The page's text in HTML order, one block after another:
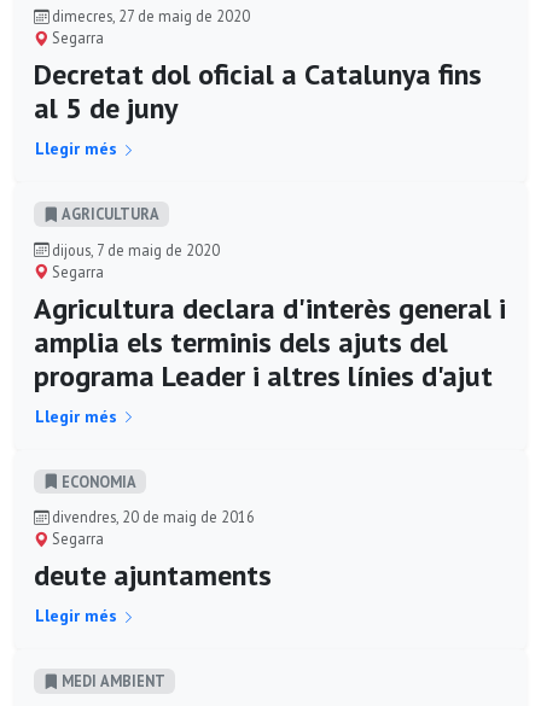
dimecres, 27 de maig de 2020
Segarra
Decretat dol oficial a Catalunya fins
al 5 de juny
Llegir més
AGRICULTURA
dijous, 7 de maig de 2020
Segarra
Agricultura declara d'interès general i
amplia els terminis dels ajuts del
programa Leader i altres línies d'ajut
Llegir més
ECONOMIA
divendres, 20 de maig de 2016
Segarra
deute ajuntaments
Llegir més
MEDI AMBIENT